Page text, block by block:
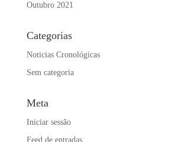
Outubro 2021
Categorias
Noticias Cronológicas
Sem categoria
Meta
Iniciar sessão
Feed de entradas